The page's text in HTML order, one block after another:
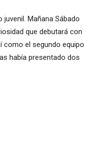
Mañana Sábado
que debutará con
como el segundo equipo
había presentado dos